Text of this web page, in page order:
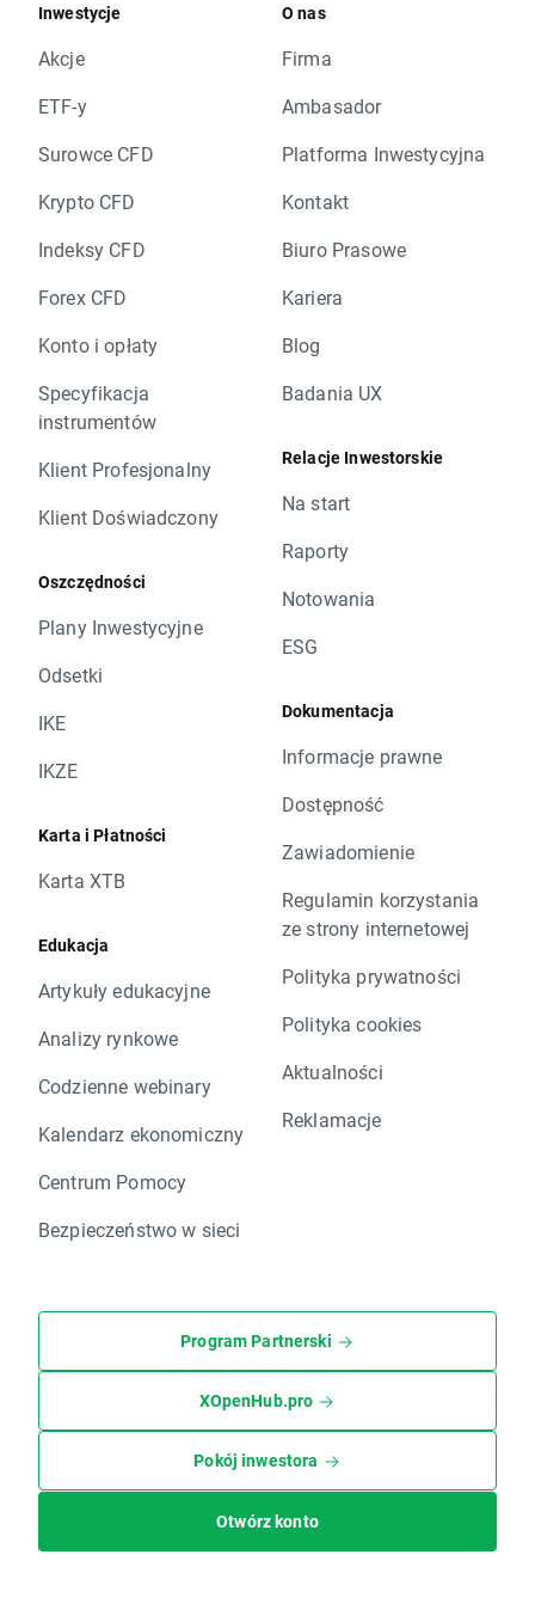
Inwestycje
Akcje
ETF-y
Surowce CFD
Krypto CFD
Indeksy CFD
Forex CFD
Konto i opłaty
Specyfikacja
instrumentów
Klient Profesjonalny
Klient Doświadczony
Oszczędności
Plany Inwestycyjne
Odsetki
IKE
IKZE
Karta i Płatności
Karta XTB
Edukacja
Artykuły edukacyjne
Analizy rynkowe
Codzienne webinary
Kalendarz ekonomiczny
Centrum Pomocy
Bezpieczeństwo w sieci
O nas
Firma
Ambasador
Platforma Inwestycyjna
Kontakt
Biuro Prasowe
Kariera
Blog
Badania UX
Relacje Inwestorskie
Na start
Raporty
Notowania
ESG
Dokumentacja
Informacje prawne
Dostępność
Zawiadomienie
Regulamin korzystania
ze strony internetowej
Polityka prywatności
Polityka cookies
Aktualności
Reklamacje
Program Partnerski
XOpenHub.pro
Pokój inwestora
Otwórz konto